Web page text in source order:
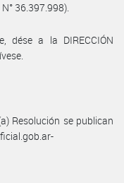
36.397.998).
dése a la DIRECCIÓN
Resolución se publican